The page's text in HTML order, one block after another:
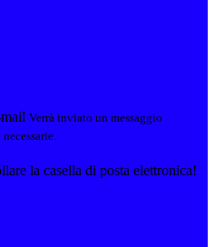
Verrà inviato un messaggio
la casella di posta elettronica!